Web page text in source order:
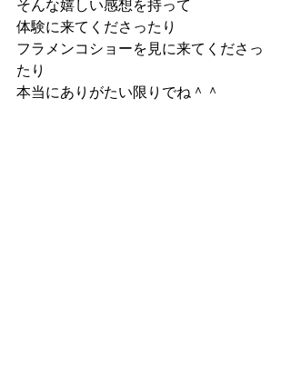
そんな嬉しい感想を持って
体験に来てくださったり
フラメンコショーを見に来てくださっ
たり
本当にありがたい限りでね＾＾